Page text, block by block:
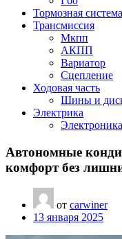
Тормозная система
Трансмиссия
Мкпп
АКПП
Вариатор
Сцепление
Ходовая часть
Шины и
Электрика
Электроника
Автономные
комфорт без
от carwiner
13 января 2025